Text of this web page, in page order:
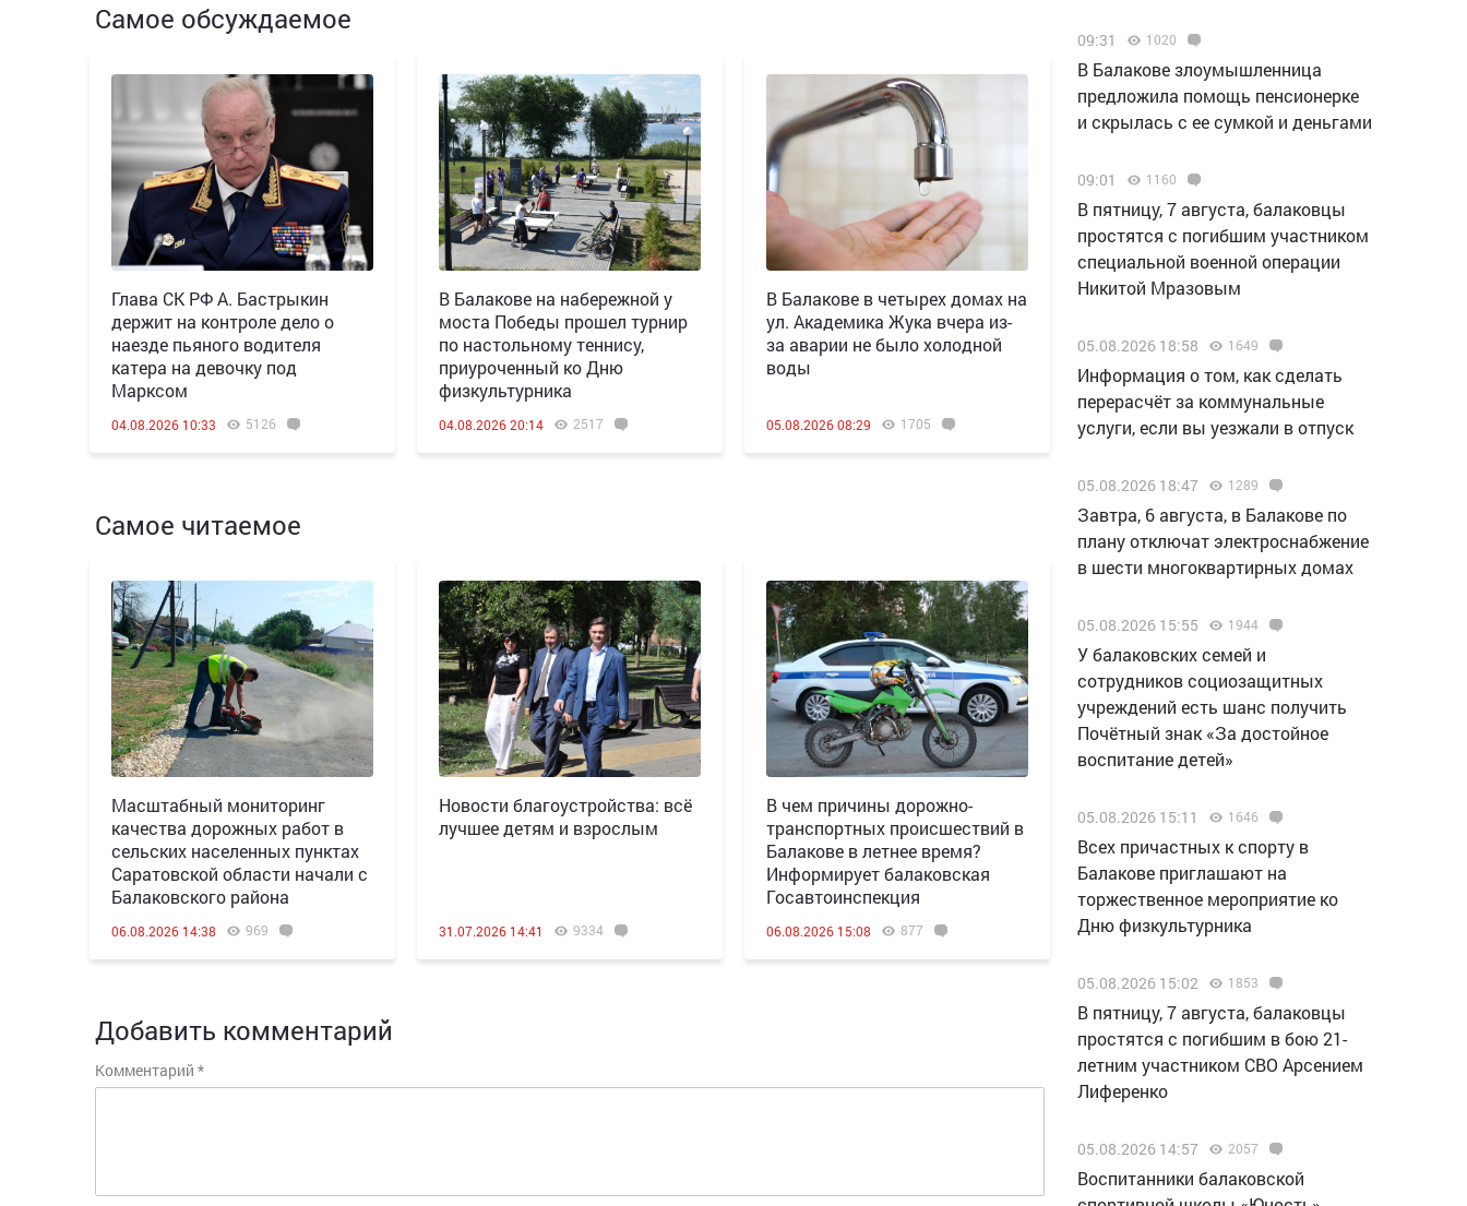
Самое обсуждаемое
Глава СК РФ А. Бастрыкин
держит на контроле дело о
наезде пьяного водителя
катера на девочку под
Марксом
04.08.2026 10:33 5126
В Балакове на набережной у
моста Победы прошел турнир
по настольному теннису,
приуроченный ко Дню
физкультурника
04.08.2026 20:14 2517
В Балакове в четырех домах на
ул. Академика Жука вчера из-
за аварии не было холодной
воды
05.08.2026 08:29 1705
Самое читаемое
Масштабный мониторинг
качества дорожных работ в
сельских населенных пунктах
Саратовской области начали с
Балаковского района
06.08.2026 14:38 969
Новости благоустройства: всё
лучшее детям и взрослым
31.07.2026 14:41 9334
В чем причины дорожно-
транспортных происшествий в
Балакове в летнее время?
Информирует балаковская
Госавтоинспекция
06.08.2026 15:08 877
Добавить комментарий
Комментарий *
09:31 1020
В Балакове злоумышленница
предложила помощь пенсионерке
и скрылась с ее сумкой и деньгами
09:01 1160
В пятницу, 7 августа, балаковцы
простятся с погибшим участником
специальной военной операции
Никитой Мразовым
05.08.2026 18:58 1649
Информация о том, как сделать
перерасчёт за коммунальные
услуги, если вы уезжали в отпуск
05.08.2026 18:47 1289
Завтра, 6 августа, в Балакове по
плану отключат электроснабжение
в шести многоквартирных домах
05.08.2026 15:55 1944
У балаковских семей и
сотрудников социозащитных
учреждений есть шанс получить
Почётный знак «За достойное
воспитание детей»
05.08.2026 15:11 1646
Всех причастных к спорту в
Балакове приглашают на
торжественное мероприятие ко
Дню физкультурника
05.08.2026 15:02 1853
В пятницу, 7 августа, балаковцы
простятся с погибшим в бою 21-
летним участником СВО Арсением
Лиференко
05.08.2026 14:57 2057
Воспитанники балаковской